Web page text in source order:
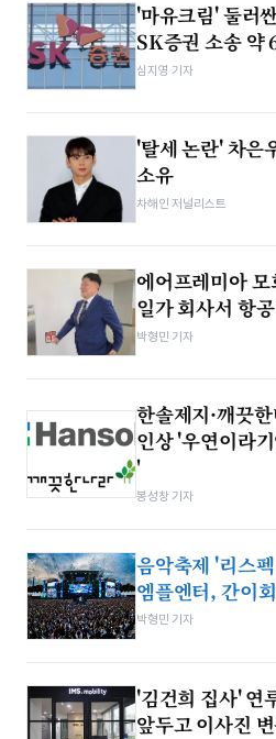
'마유크림' 둘러
SK증권 소송 약
심지영 기자
'탈세 논란' 차은
소유
차해인 저널리스트
에어프레미아
일가 회사서 항
박형민 기자
한솔제지·깨끗
인상 '우연이라
'
봉성창 기자
음악축제 '리스
엠플엔터, 간이
박형민 기자
'김건희 집사' 연
앞두고 이사진